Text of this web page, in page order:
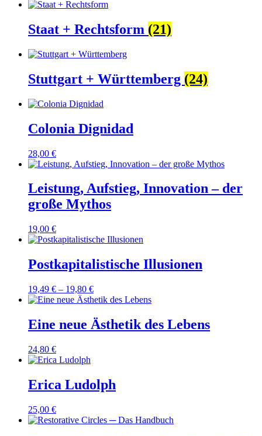
Staat + Rechtsform (21)
Stuttgart + Württemberg (24)
Colonia Dignidad
28,00 €
Leistung, Aufstieg, Innovation – der
große Mythos
19,00 €
Postkapitalistische Illusionen
19,49 € – 19,80 €
Eine neue Ästhetik des Lebens
24,80 €
Erica Ludolph
25,00 €